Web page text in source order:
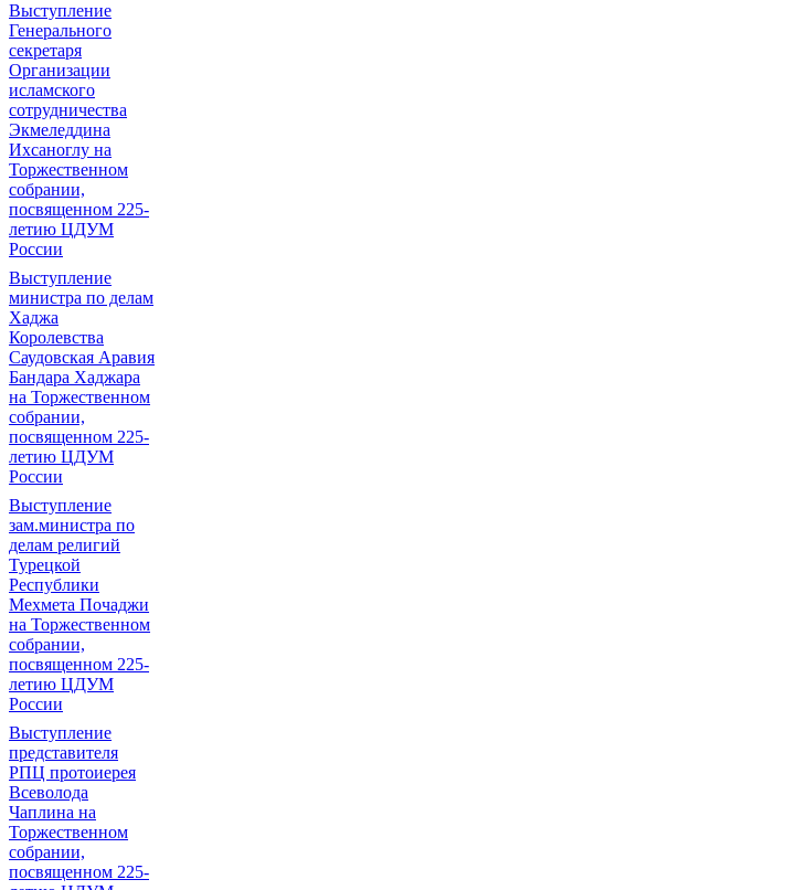
Выступление
Генерального
секретаря
Организации
исламского
сотрудничества
Экмеледдина
Ихсаноглу на
Торжественном
собрании,
посвященном 225-
летию ЦДУМ
России
Выступление
министра по делам
Хаджа
Королевства
Саудовская Аравия
Бандара Хаджара
на Торжественном
собрании,
посвященном 225-
летию ЦДУМ
России
Выступление
зам.министра по
делам религий
Турецкой
Республики
Мехмета Почаджи
на Торжественном
собрании,
посвященном 225-
летию ЦДУМ
России
Выступление
представителя
РПЦ протоиерея
Всеволода
Чаплина на
Торжественном
собрании,
посвященном 225-